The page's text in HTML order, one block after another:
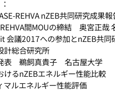
REHVA nZEB共同研究成果報
間MOUの締結 奥宮正哉
会議2017への参加とnZEB共
総合研究所
表 鵜飼真貴子 名古屋大学
けるnZEBエネルギー性能比較
マルエネルギー性能評価